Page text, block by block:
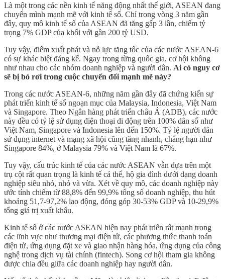
Là một trong các nền kinh tế năng động nhất thế giới, ASEAN đang
chuyển mình mạnh mẽ với kinh tế số. Chỉ trong vòng 3 năm gần
đây, quy mô kinh tế số của ASEAN đã tăng gấp 3 lần, chiếm tỷ
trọng 7% GDP của khối với gần 200 tỷ USD.
Tuy vậy, điểm xuất phát và nỗ lực tăng tốc của các nước ASEAN-6
có sự khác biệt đáng kể. Ngay trong từng quốc gia, cơ hội không
như nhau cho các nhóm doanh nghiệp và người dân. Ai có nguy cơ
sẽ bị bỏ rơi trong cuộc chuyển đổi mạnh mẽ này?
Trong các nước ASEAN-6, những năm gần đây đã chứng kiến sự
phát triển kinh tế số ngoạn mục của Malaysia, Indonesia, Việt Nam
và Singapore. Theo Ngân hàng phát triển châu Á (ADB), các nước
này đều có tỷ lệ sử dụng điện thoại di động trên 100% dân số như
Việt Nam, Singapore và Indonesia lên đến 150%. Tỷ lệ người dân
sử dụng internet và mạng xã hội cũng tăng nhanh, chẳng hạn như
Singapore 84%, ở Malaysia 79% và Việt Nam là 67%.
Tuy vậy, cấu trúc kinh tế của các nước ASEAN vẫn dựa trên một
trụ cột rất quan trọng là kinh tế cá thể, hộ gia đình dưới dạng doanh
nghiệp siêu nhỏ, nhỏ và vừa. Xét về quy mô, các doanh nghiệp này
ước tính chiếm từ 88,8% đến 99,9% tổng số doanh nghiệp, thu hút
khoảng 51,7-97,2% lao động, đóng góp 30-53% GDP và 10-29,9%
tổng giá trị xuất khẩu.
Kinh tế số ở các nước ASEAN hiện nay phát triển rất mạnh trong
các lĩnh vực như thương mại điện tử, các phương thức thanh toán
điện tử, ứng dụng đặt xe và giao nhận hàng hóa, ứng dụng của công
nghệ trong dịch vụ tài chính (fintech). Song cơ hội tham gia không
được chia đều giữa các doanh nghiệp hay người dân.